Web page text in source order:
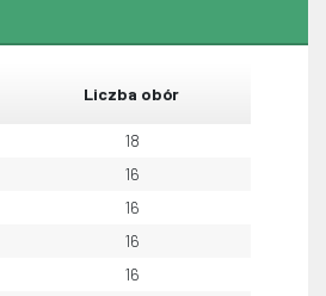
Liczba obór
18
16
16
16
16